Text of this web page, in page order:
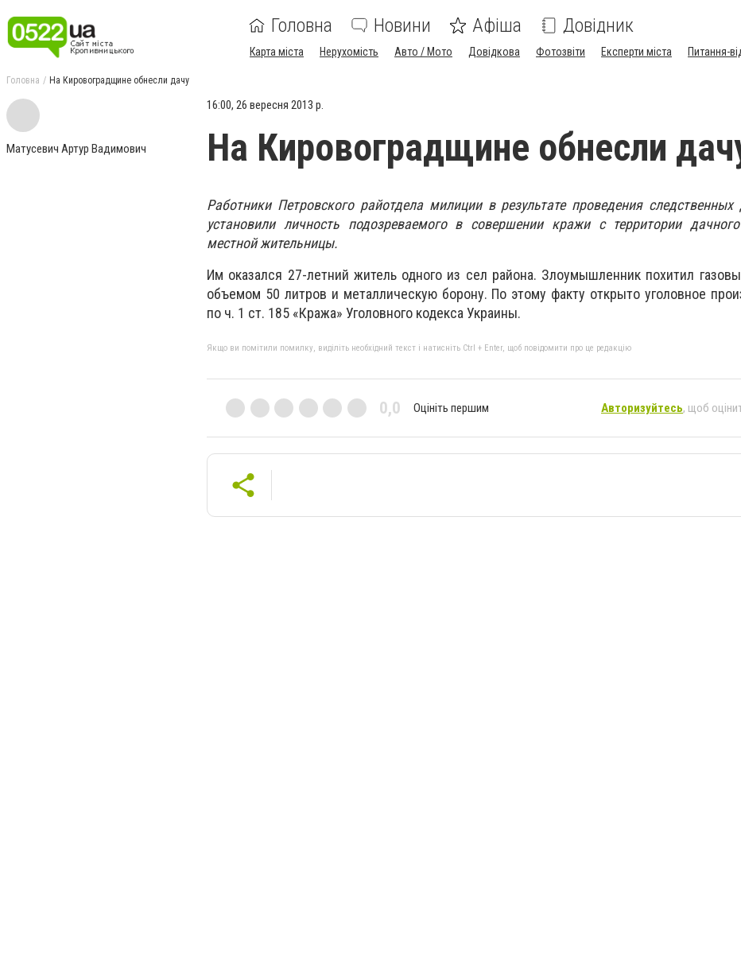
Головна Новини Афіша Довідник
Карта міста Нерухомість Авто / Мото Довідкова Фотозвіти Експерти міста Питання-
Головна На Кировоградщине обнесли дачу
Матусевич Артур Вадимович
16:00, 26 вересня 2013 р.
На Кировоградщине обнесли
Работники Петровского райотдела милиции в результате проведения следственных
установили личность подозреваемого в совершении кражи с территории
местной жительницы.
Им оказался 27-летний житель одного из сел района. Злоумышленник похитил
объемом 50 литров и металлическую борону. По этому факту открыто уголовное
по ч. 1 ст. 185 «Кража» Уголовного кодекса Украины.
Якщо ви помітили помилку, виділіть необхідний текст і натисніть Ctrl + Enter, щоб повідомити про це редакцію
0,0 Оцініть першим Авторизуйтесь, щоб